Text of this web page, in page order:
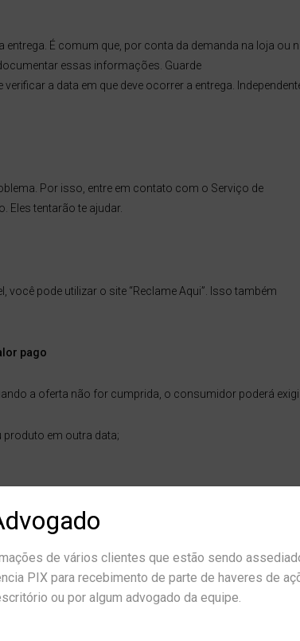
É comum que, por conta da demanda na loja ou
essas informações. Guarde
a data em que deve ocorrer a entrega.
Por isso, entre em contato com o Serviço de
Eles tentarão te ajudar.
você pode utilizar o site “Reclame Aqui”. Isso também
pago
a oferta não for cumprida, o consumidor poderá
em outra data;
o problema (dentre as opções acima). Você também
não pode lhe obrigar a aceitar este cupom como
de vários clientes que estão sendo
PIX para recebimento de parte de haveres de
ou por algum advogado da equipe.